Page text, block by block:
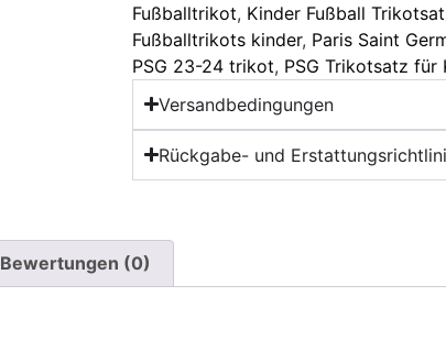
Fußballtrikot, Kinder Fußball
Fußballtrikots kinder, Paris Saint
PSG 23-24 trikot, PSG Trikotsatz für
Versandbedingungen
Rückgabe- und
Bewertungen (0)